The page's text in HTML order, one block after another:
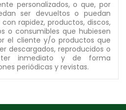
personalizados, o que, por
ser devueltos o puedan
rapidez, productos, discos,
o consumibles que hubiesen
el cliente y/o productos que
descargados, reproducidos o
inmediato y de forma
periódicas y revistas.